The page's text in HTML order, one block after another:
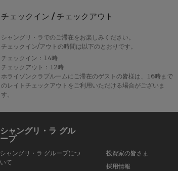
チェックイン / チェックアウト
シャングリ・ラでのご滞在をお楽しみください。
チェックイン/アウトの時間は以下のとおりです。
チェックイン：14時
チェックアウト：12時
ホライゾンクラブルームにご滞在のゲストの皆様は、16時まで
のレイトチェックアウトをご利用いただける場合がございま
す。
シャングリ・ラ グル
ープ
シャングリ・ラ グループにつ
いて
投資家の皆さま
採用情報